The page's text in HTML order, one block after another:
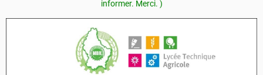
informer. Merci. )